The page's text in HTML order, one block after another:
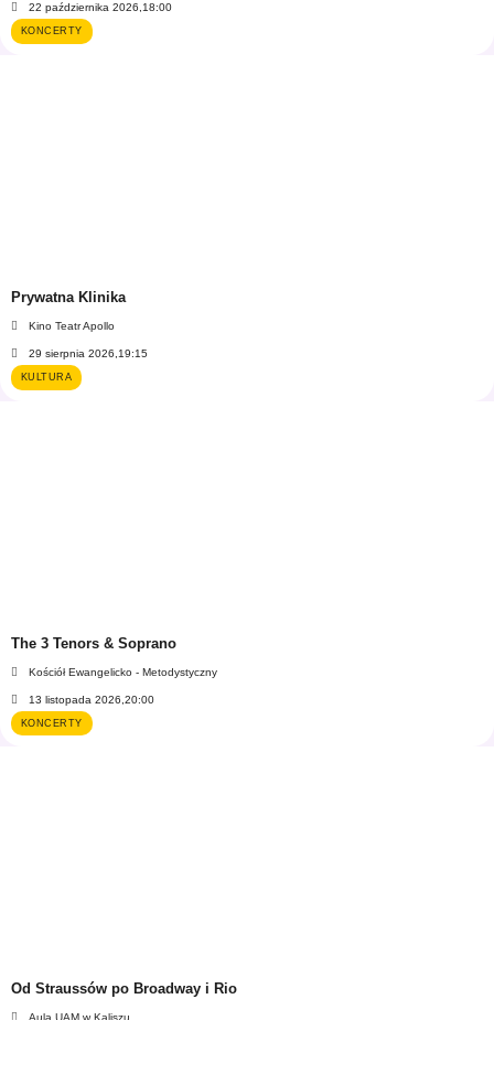
22 października 2026, 18:00
KONCERTY
Prywatna Klinika
Kino Teatr Apollo
29 sierpnia 2026, 19:15
KULTURA
The 3 Tenors & Soprano
Kościół Ewangelicko - Metodystyczny
13 listopada 2026, 20:00
KONCERTY
Od Straussów po Broadway i Rio
Aula UAM w Kaliszu